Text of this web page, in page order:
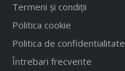
Termeni și condiții
Politica cookie
Politica de confidentialitate
Întrebari frecvente